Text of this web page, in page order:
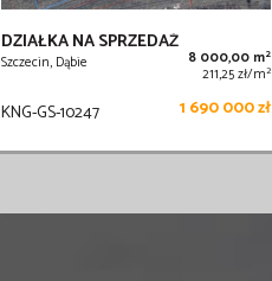
DZIAŁKA NA SPRZEDAŻ
Szczecin, Dąbie 8 000,00 m2
211,25 zł/m2
KNG-GS-10247 1 690 000 zł